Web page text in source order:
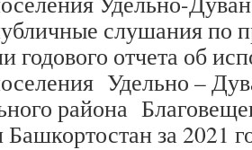
слушания по
годового отчета об
Удельно –
района
за 2021